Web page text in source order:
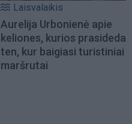
Laisvalaikis
Aurelija Urbonienė apie
keliones, kurios prasideda
ten, kur baigiasi turistiniai
maršrutai